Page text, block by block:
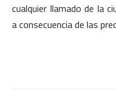
cualquier llamado de la
a consecuencia de las